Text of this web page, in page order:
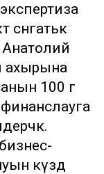
Анатолий
ахырына
100 гә
күздә